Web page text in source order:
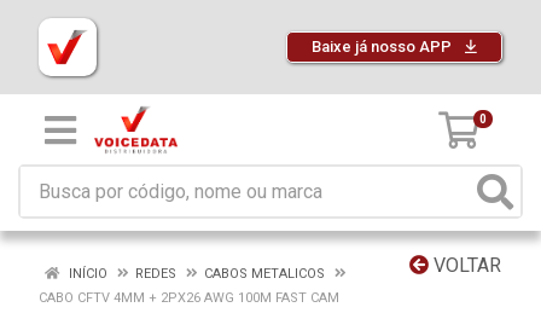
Baixe já nosso APP
0
VOLTAR
INÍCIO REDES
CABOS METALICOS
CABO CFTV 4MM + 2PX26 AWG 100M FAST CAM